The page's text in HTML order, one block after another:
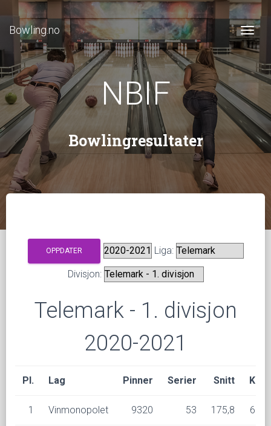
Bowling.no
NBIF
Bowlingresultater
Liga:
Divisjon:
Telemark - 1. divisjon
2020-2021
Pl. Lag Pinner Serier Snitt K
1 Vinmonopolet 9320 53 175,8 6